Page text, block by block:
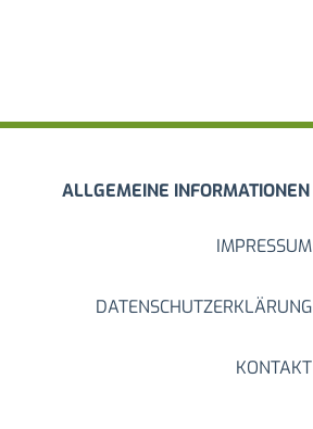
ALLGEMEINE INFORMATIONEN
IMPRESSUM
DATENSCHUTZERKLÄRUNG
KONTAKT